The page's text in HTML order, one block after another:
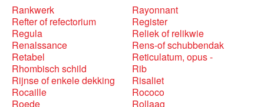
Rankwerk
Rayonnant
Refter of refectorium
Register
Regula
Reliek of relikwie
Renalssance
Rens-of schubbendak
Retabel
Reticulatum, opus -
Rhombisch schild
Rib
Rijnse of enkele dekking
Risaliet
Rocaille
Rococo
Roede
Rollaag